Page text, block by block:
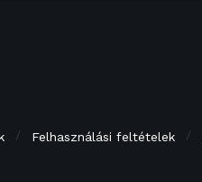
Felhasználási feltételek